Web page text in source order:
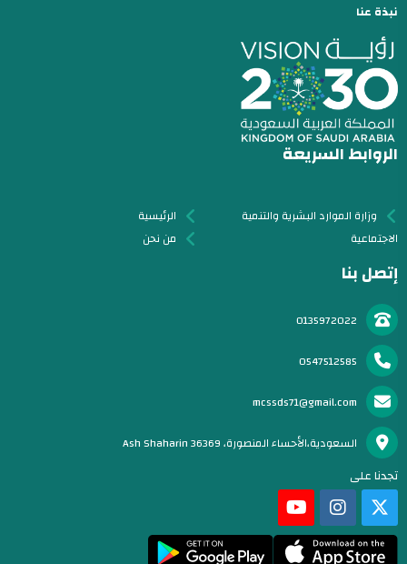
نبذة عنا
الروابط السريعة
وزارة الموارد البشرية والتنمية
الاجتماعية
الرئيسية
من نحن
إتصل بنا
0135972022
0547512585
mcssds71@gmail.com
السعودية،الأحساء المنصورة، Ash Shaharin 36369
تجدنا على